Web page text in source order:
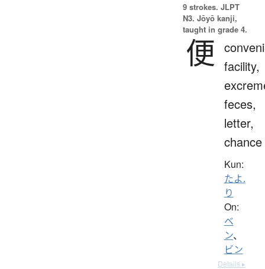
9 strokes. JLPT
N3. Jōyō kanji,
taught in grade 4.
便 facility,
feces,
letter,
chance
Kun:
たよ.
り
On:
ベ
ン、
ビン
Details ▸